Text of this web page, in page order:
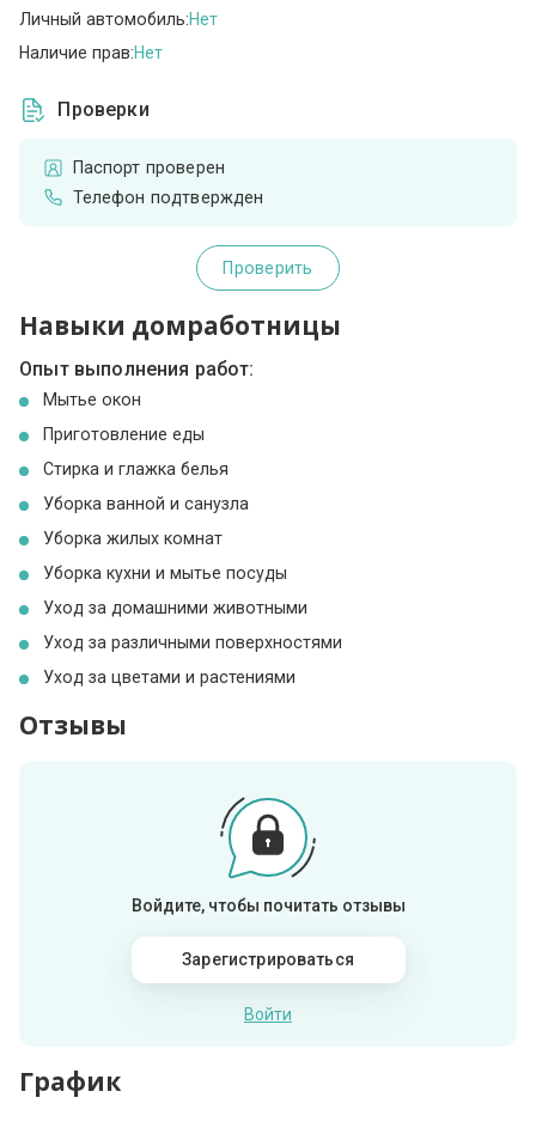
Личный автомобиль:Нет
Наличие прав:Нет
Проверки
Паспорт проверен
Телефон подтвержден
Проверить
Навыки домработницы
Опыт выполнения работ:
Мытье окон
Приготовление еды
Стирка и глажка белья
Уборка ванной и санузла
Уборка жилых комнат
Уборка кухни и мытье посуды
Уход за домашними животными
Уход за различными поверхностями
Уход за цветами и растениями
Отзывы
Войдите, чтобы почитать отзывы
Зарегистрироваться
Войти
График